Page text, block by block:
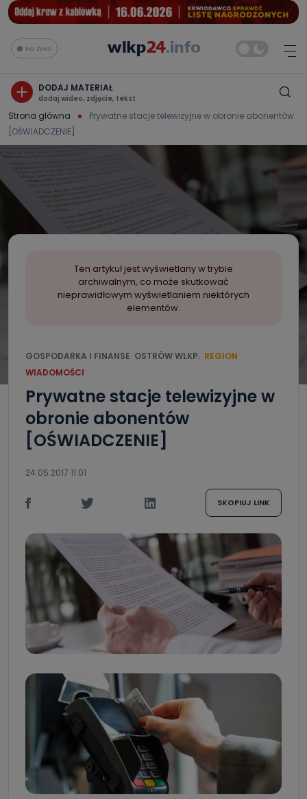
Na żywo
DODAJ MATERIAŁ
dodaj wideo, zdjęcie, tekst
Strona główna
Prywatne stacje telewizyjne w obronie abonentów
[OŚWIADCZENIE]
Ten artykuł jest wyświetlany w trybie
archiwalnym, co może skutkować
nieprawidłowym wyświetlaniem niektórych
elementów.
GOSPODARKA I FINANSE OSTRÓW WLKP. REGION
WIADOMOŚCI
Prywatne stacje telewizyjne w
obronie abonentów
[OŚWIADCZENIE]
24.05.2017 11:01
SKOPIUJ LINK